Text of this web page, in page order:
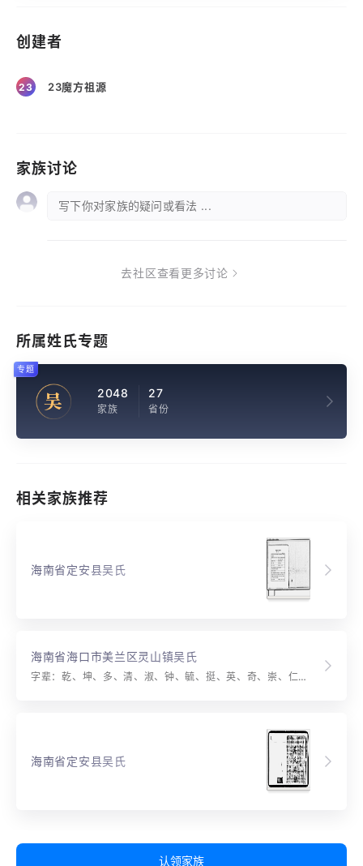
创建者
23 23魔方祖源
家族讨论
写下你对家族的疑问或看法 ...
去社区查看更多讨论
所属姓氏专题
吴 2048
家族
27
省份
专题
相关家族推荐
海南省定安县吴氏
海南省海口市美兰区灵山镇吴氏
字辈：乾、坤、多、清、淑、钟、毓、挺、英、奇、崇、仁、敦、善、本、秉、义、启、宏、基、荣、先、绵、厚、泽、济、世、应、昌、期、传、之、亿、万、载、统、绪、昭、创、垂。
海南省定安县吴氏
认领家族